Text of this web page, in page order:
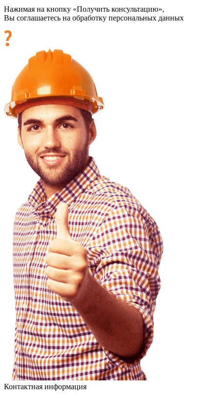
Нажимая на кнопку «Получить консультацию»,
Вы соглашаетесь на обработку персональных данных
Контактная информация